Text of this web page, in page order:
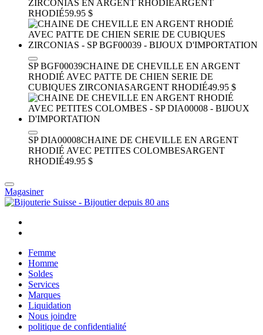
ZIRCONIAS EN ARGENT RHODIÉARGENT
RHODIÉ59.95 $
SP BGF00039CHAINE DE CHEVILLE EN ARGENT
RHODIÉ AVEC PATTE DE CHIEN SERIE DE
CUBIQUES ZIRCONIASARGENT RHODIÉ49.95 $
SP DIA00008CHAINE DE CHEVILLE EN ARGENT
RHODIÉ AVEC PETITES COLOMBESARGENT
RHODIÉ49.95 $
Magasiner
Femme
Homme
Soldes
Services
Marques
Liquidation
Nous joindre
politique de confidentialité